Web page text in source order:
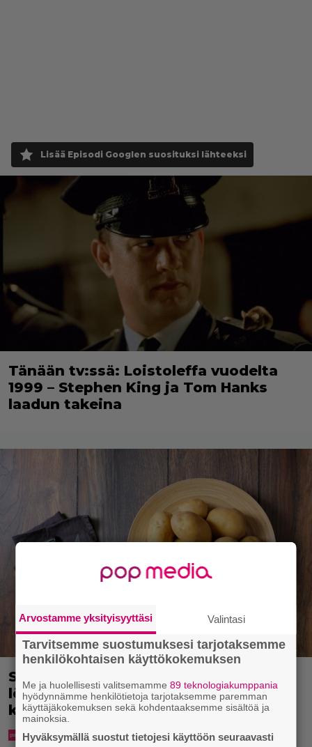
Lisää Episodi Googlen suosituksi lähteeksi
Tänään tv:ssä: Loistoleffa vuodelta
1999 – Stephen King ja Tom Hanks
laadun takeina
Syötkö perunoita näin? Tutkijat
löysivät yhteyden vakavaan
kansansairauteen
Arvostamme yksityisyyttäsi Valintasi
Tarvitsemme suostumuksesi tarjotaksemme
henkilökohtaisen käyttökokemuksen
Me ja huolellisesti valitsemamme89 teknologiakumppania
hyödynnämme henkilötietoja tarjotaksemme paremman
käyttäjäkokemuksen sekä kohdentaaksemme sisältöä ja
mainoksia.
Hyväksymällä suostut tietojesi käyttöön seuraavasti